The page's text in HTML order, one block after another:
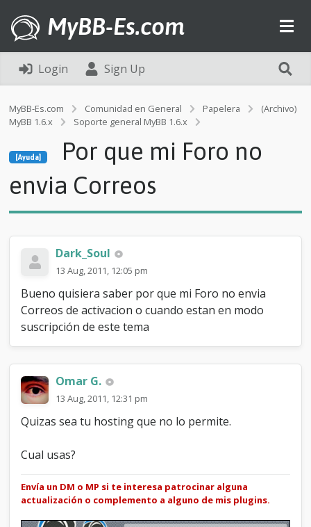
MyBB-Es.com
Login Sign Up
MyBB-Es.com Comunidad en General Papelera
(Archivo)
MyBB 1.6.x
Soporte general MyBB 1.6.x
P
o
e
i
o
n
n
r
[Ayuda]
Por que mi Foro no
envia Correos
Dark_Soul
13 Aug, 2011, 12:05 pm
Bueno quisiera saber por que mi Foro no envia
Correos de activacion o cuando estan en modo
suscripción de este tema
Omar G.
13 Aug, 2011, 12:31 pm
Quizas sea tu hosting que no lo permite.
Cual usas?
Envía un DM o MP si te interesa patrocinar alguna
actualización o complemento a alguno de mis plugins.